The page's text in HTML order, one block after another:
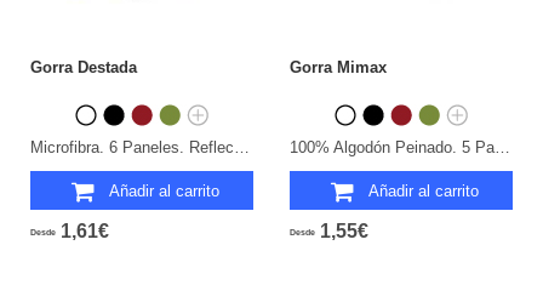
Gorra Destada
Microfibra. 6 Paneles. Reflectante. Cierre Velcro.
Añadir al carrito
Desde 1,61€
Gorra Mimax
100% Algodón Peinado. 5 Paneles. Cierre Hebilla.
Añadir al carrito
Desde 1,55€